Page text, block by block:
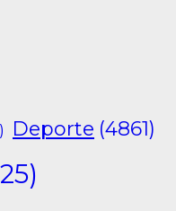
Deporte (4861)